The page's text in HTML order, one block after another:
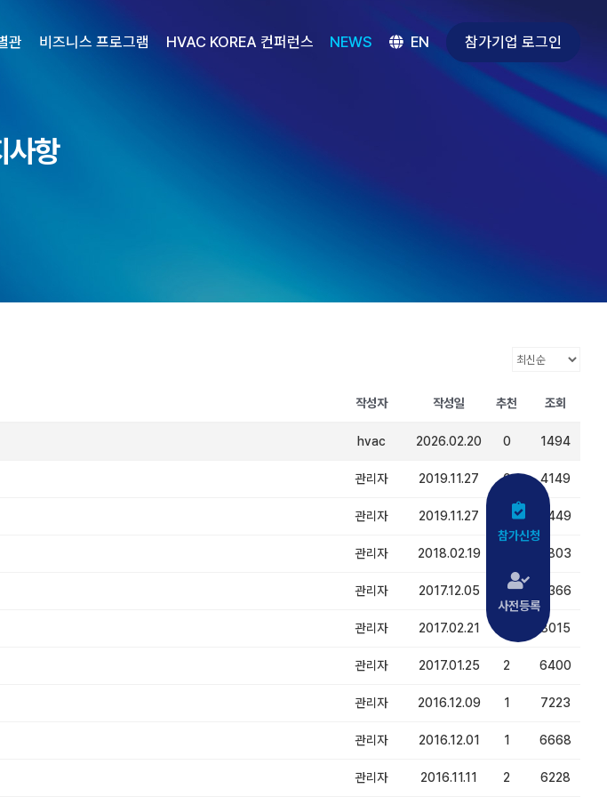
관 비즈니스 프로그램 HVAC KOREA 컨퍼런스 NEWS EN 참가기업 로그인
사항
작성자 작성일 추천 조회
hvac 2026.02.20 0 1494
관리자 2019.11.27 0 4149
관리자 2019.11.27 4449
관리자 2018.02.19 9803
관리자 2017.12.05 1 7366
관리자 2017.02.21 8015
관리자 2017.01.25 2 6400
관리자 2016.12.09 1 7223
관리자 2016.12.01 1 6668
관리자 2016.11.11 2 6228
참가신청
사전등록